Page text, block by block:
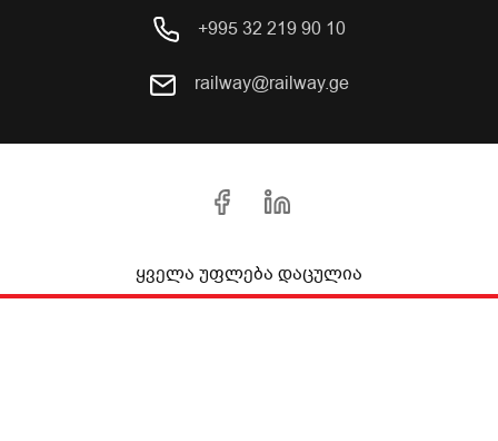
+995 32 219 90 10
railway@railway.ge
ყველა უფლება დაცულია